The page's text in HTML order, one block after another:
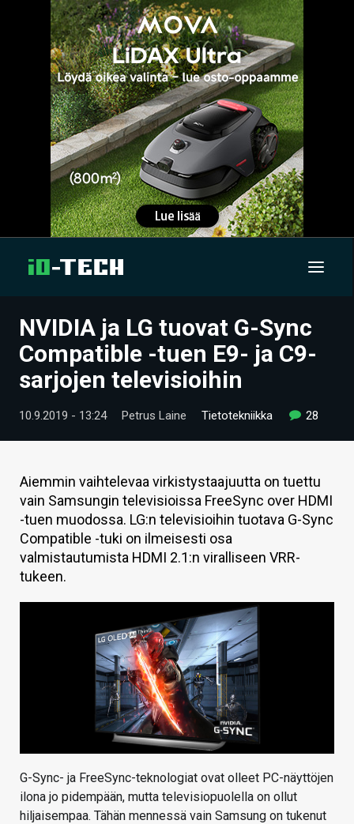
UUTISET
ARTIKKELIT
VIDEOT
TECHBBS
TIETOA
HINTA.FI
KAUPPA
VAIHDA TEEMA
NVIDIA ja LG tuovat G-Sync
Compatible -tuen E9- ja C9-
sarjojen televisioihin
10.9.2019 - 13:24 Petrus Laine Tietotekniikka 28
Aiemmin vaihtelevaa virkistystaajuutta on tuettu
vain Samsungin televisioissa FreeSync over HDMI
-tuen muodossa. LG:n televisioihin tuotava G-Sync
Compatible -tuki on ilmeisesti osa
valmistautumista HDMI 2.1:n viralliseen VRR-
tukeen.
G-Sync- ja FreeSync-teknologiat ovat olleet PC-näyttöjen
ilona jo pidempään, mutta televisiopuolella on ollut
hiljaisempaa. Tähän mennessä vain Samsung on tukenut